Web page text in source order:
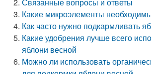
Какие микроэлементы
Как часто нужно подкармливать
Какие удобрения лучше всего
яблони весной
Можно ли использовать